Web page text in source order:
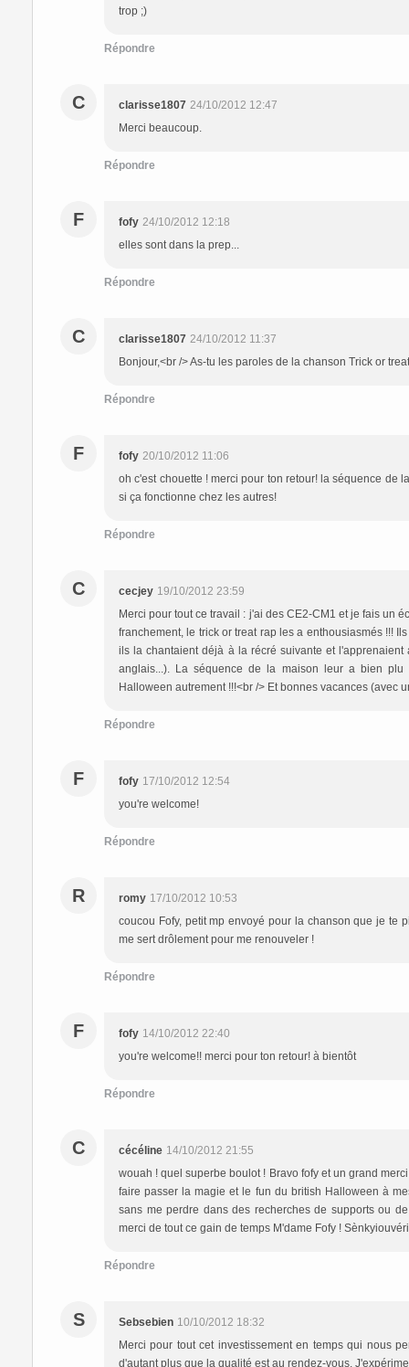
trop ;)
Répondre
C clarisse1807 24/10/2012 12:47
Merci beaucoup.
Répondre
F fofy 24/10/2012 12:18
elles sont dans la prep...
Répondre
C clarisse1807 24/10/2012 11:37
Bonjour,<br /> As-tu les paroles de la chanson Trick or
Répondre
F fofy 20/10/2012 11:06
oh c'est chouette ! merci pour ton retour! la séquence de
si ça fonctionne chez les autres!
Répondre
C cecjey 19/10/2012 23:59
Merci pour tout ce travail : j'ai des CE2-CM1 et je fais un
franchement, le trick or treat rap les a enthousiasmés !!!
ils la chantaient déjà à la récré suivante et
anglais...). La séquence de la maison leur a bien plu
Halloween autrement !!!<br /> Et bonnes vacances (avec
Répondre
F fofy 17/10/2012 12:54
you're welcome!
Répondre
R romy 17/10/2012 10:53
coucou Fofy, petit mp envoyé pour la chanson que je te
me sert drôlement pour me renouveler !
Répondre
F fofy 14/10/2012 22:40
you're welcome!! merci pour ton retour! à bientôt
Répondre
C cécéline 14/10/2012 21:55
wouah ! quel superbe boulot ! Bravo fofy et un grand
faire passer la magie et le fun du british Halloween à
sans me perdre dans des recherches de supports ou
merci de tout ce gain de temps M'dame Fofy !
Répondre
S Sebsebien 10/10/2012 18:32
Merci pour tout cet investissement en temps qui nous
d'autant plus que la qualité est au rendez-vous.